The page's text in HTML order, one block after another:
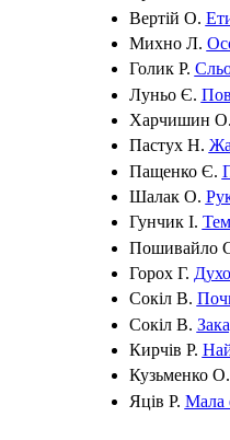
Вертій О.
Михно Л.
Голик Р.
Луньо Є.
Харчишин О.
Пастух Н.
Пащенко Є.
Шалак О.
Гунчик І.
Пошивайло
Горох Г.
Сокіл В.
Сокіл В.
Кирчів Р.
Кузьменко О.
Яців Р. Мала